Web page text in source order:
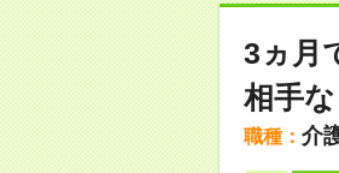
3ヵ月
相手
職種： 介